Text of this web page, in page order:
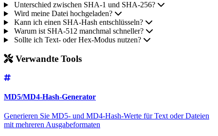
Unterschied zwischen SHA-1 und SHA-256?
Wird meine Datei hochgeladen?
Kann ich einen SHA-Hash entschlüsseln?
Warum ist SHA-512 manchmal schneller?
Sollte ich Text- oder Hex-Modus nutzen?
Verwandte Tools
MD5/MD4-Hash-Generator
Generieren Sie MD5- und MD4-Hash-Werte für Text oder Dateien
mit mehreren Ausgabeformaten